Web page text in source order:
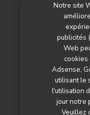
Notre site
publicités
Web
cookies
Adsense,
utilisant le
l'utilisation
jour notre
Veuillez
Nos autres titres
Qui sommes-nous ?